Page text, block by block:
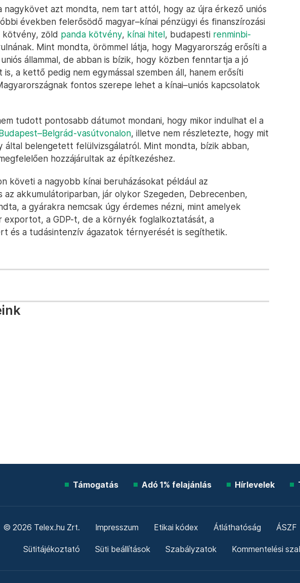
nagykövet azt mondta, nem tart attól, hogy az újra érkező uniós
években felerősödő magyar–kínai pénzügyi és finanszírozási
kötvény, zöld panda kötvény, kínai hitel, budapesti renminbi-
Mint mondta, örömmel látja, hogy Magyarország erősíti a
állammal, de abban is bízik, hogy közben fenntartja a jó
is, a kettő pedig nem egymással szemben áll, hanem erősíti
fontos szerepe lehet a kínai–uniós kapcsolatok
tudott pontosabb dátumot mondani, hogy mikor indulhat el a
vasútvonalon, illetve nem részletezte, hogy mit
által belengetett felülvizsgálatról. Mint mondta, bízik abban,
hozzájárultak az építkezéshez.
követi a nagyobb kínai beruházásokat például az
az akkumulátoriparban, jár olykor Szegeden, Debrecenben,
a gyárakra nemcsak úgy érdemes nézni, mint amelyek
exportot, a GDP-t, de a környék foglalkoztatását, a
és a tudásintenzív ágazatok térnyerését is segíthetik.
Támogatás Adó 1% felajánlás Hírlevelek
© 2026 Telex.hu Zrt. Impresszum Etikai kódex Átláthatóság ÁSZF
Sütitájékoztató Süti beállítások Szabályzatok Kommentelési